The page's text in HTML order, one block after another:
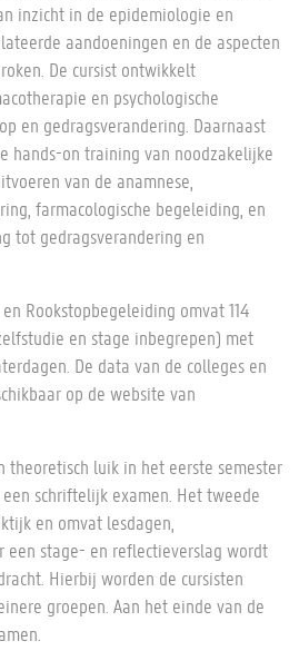
inzicht in de epidemiologie en
aandoeningen en de aspecten
De cursist ontwikkelt
en psychologische
en gedragsverandering. Daarnaast
hands-on training van noodzakelijke
van de anamnese,
farmacologische begeleiding, en
tot gedragsverandering en
Rookstopbegeleiding omvat 114
en stage inbegrepen) met
De data van de colleges en
op de website van
theoretisch luik in het eerste semester
schriftelijk examen. Het tweede
en omvat lesdagen,
een stage- en reflectieverslag wordt
Hierbij worden de cursisten
groepen. Aan het einde van de